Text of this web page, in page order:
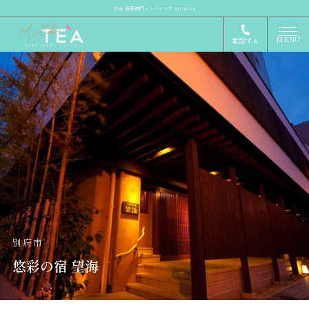
大分 出張専門メンズエステ MilkTea
電話する MENU
別府市
悠彩の宿 望海